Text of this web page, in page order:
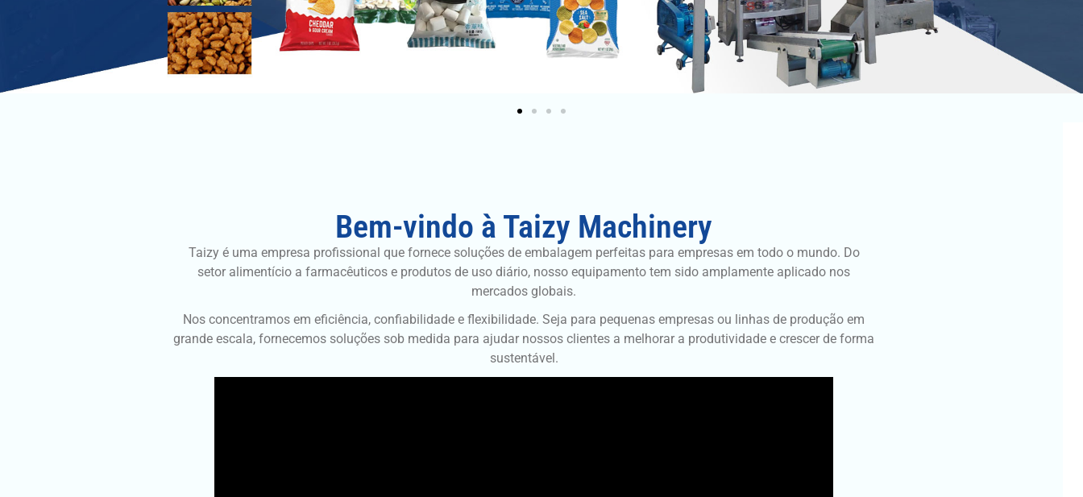
Bem-vindo à Taizy Machinery
Taizy é uma empresa profissional que fornece soluções de embalagem perfeitas para empresas em todo o mundo. Do
setor alimentício a farmacêuticos e produtos de uso diário, nosso equipamento tem sido amplamente aplicado nos
mercados globais.
Nos concentramos em eficiência, confiabilidade e flexibilidade. Seja para pequenas empresas ou linhas de produção em
grande escala, fornecemos soluções sob medida para ajudar nossos clientes a melhorar a produtividade e crescer de forma
sustentável.